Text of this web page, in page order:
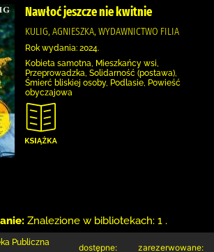
Nawłoć jeszcze nie kwitnie
KULIG, AGNIESZKA, WYDAWNICTWO FILIA
Rok wydania: 2024.
Kobieta samotna, Mieszkańcy wsi,
Przeprowadzka, Solidarność (postawa),
Śmierć bliskiej osoby, Podlasie, Powieść
obyczajowa
Znalezione w bibliotekach: 1 .
Publiczna
dostępne: zarezerwowane: